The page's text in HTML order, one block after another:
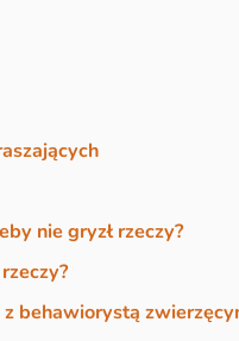
nie gryzł rzeczy?
behawiorystą